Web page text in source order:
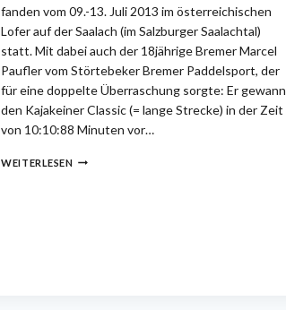
fanden vom 09.-13. Juli 2013 im österreichischen
Lofer auf der Saalach (im Salzburger Saalachtal)
statt. Mit dabei auch der 18jährige Bremer Marcel
Paufler vom Störtebeker Bremer Paddelsport, der
für eine doppelte Überraschung sorgte: Er gewann
den Kajakeiner Classic (= lange Strecke) in der Zeit
von 10:10:88 Minuten vor…
WEITERLESENDOPPELWELTMEISTER